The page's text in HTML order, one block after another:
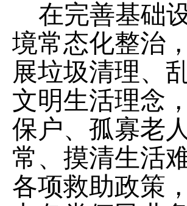
在完善基础
境常态化整治
展垃圾清理、
文明生活理念
保户、孤寡老
常、摸清生活
各项救助政策